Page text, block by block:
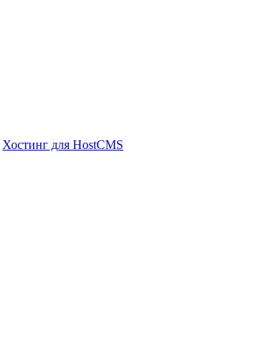
Хостинг для HostCMS